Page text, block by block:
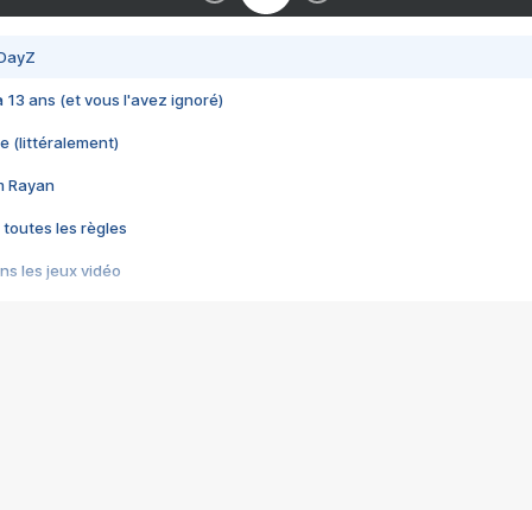
13 ans (et vous l'avez ignoré)
(littéralement)
Rayan
toutes les règles
les jeux vidéo